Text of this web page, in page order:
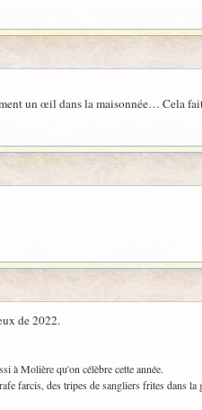
un œil dans la maisonnée… Cela
de 2022.
à Molière qu'on célèbre cette année.
farcis, des tripes de sangliers frites dans la